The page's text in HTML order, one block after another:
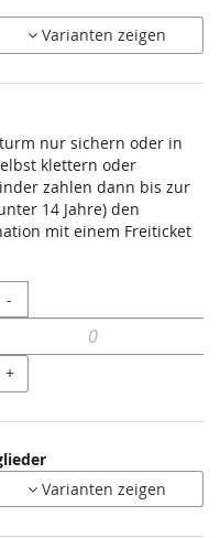
Varianten zeigen
nur sichern oder in
klettern oder
zahlen dann bis zur
14 Jahre) den
mit einem Freiticket
Menge
-
+
Varianten zeigen